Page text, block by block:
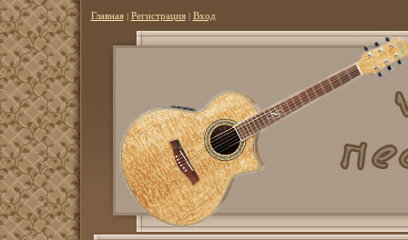
Главная| Регистрация| Вход